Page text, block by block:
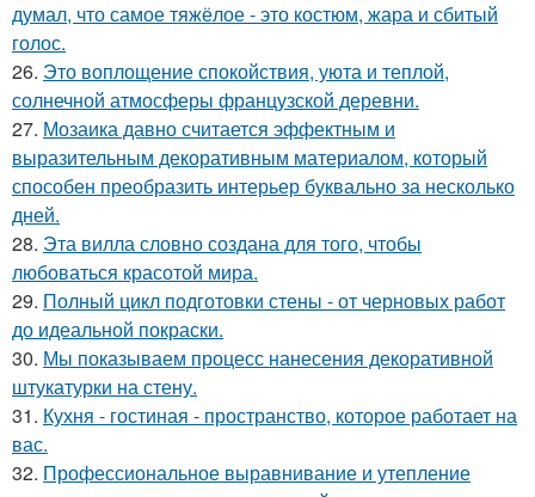
думал, что самое тяжёлое - это костюм, жара и сбитый
голос.
26. Это воплощение спокойствия, уюта и теплой,
солнечной атмосферы французской деревни.
27. Мозаика давно считается эффектным и
выразительным декоративным материалом, который
способен преобразить интерьер буквально за несколько
дней.
28. Эта вилла словно создана для того, чтобы
любоваться красотой мира.
29. Полный цикл подготовки стены - от черновых работ
до идеальной покраски.
30. Мы показываем процесс нанесения декоративной
штукатурки на стену.
31. Кухня - гостиная - пространство, которое работает на
вас.
32. Профессиональное выравнивание и утепление